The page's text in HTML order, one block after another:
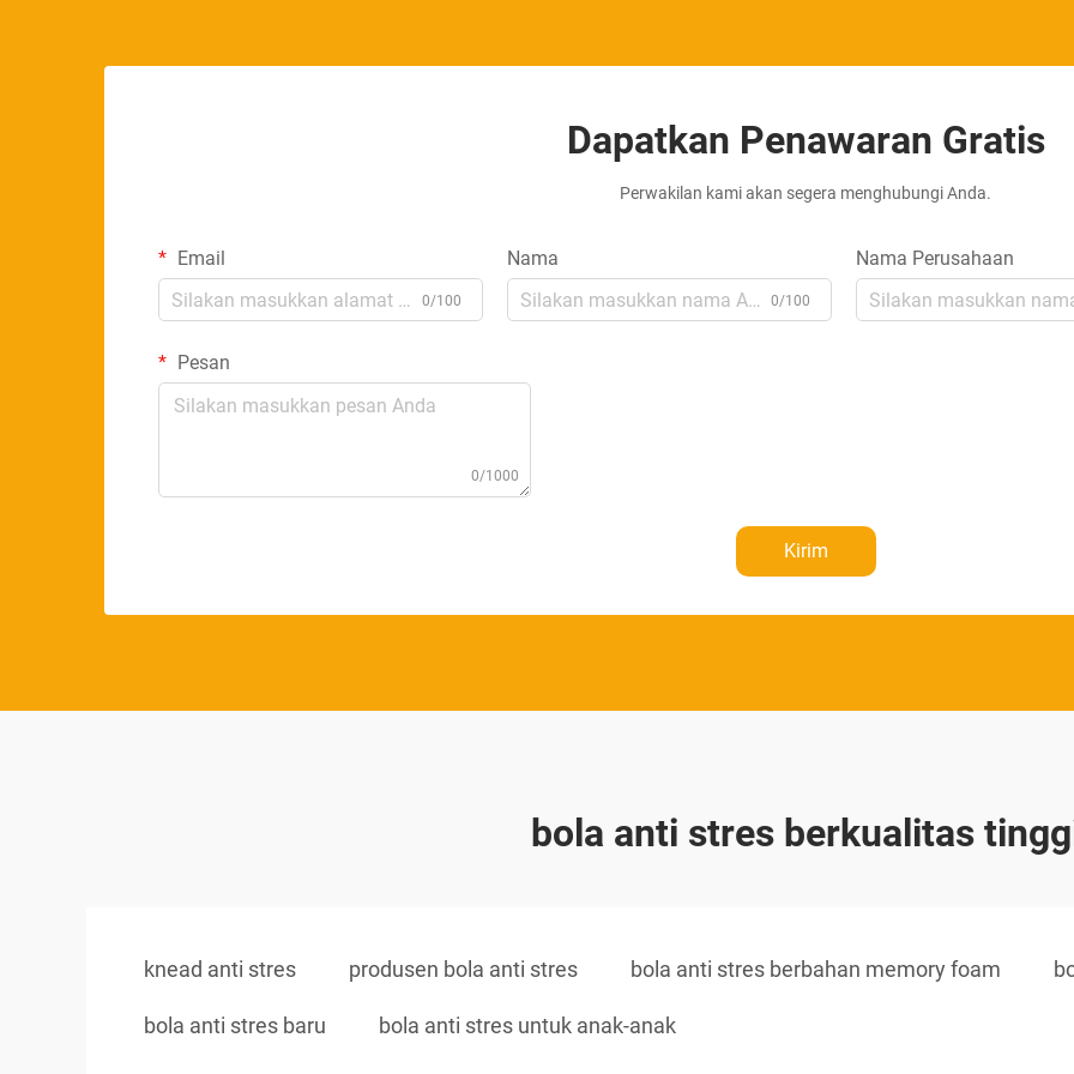
Dapatkan Penawaran Gratis
Perwakilan kami akan segera menghubungi Anda.
Email
0/100
Nama
0/100
Nama Perusahaan
Pesan
0/1000
Kirim
bola anti stres berkualitas
knead anti stres produsen bola anti stres bola anti stres berbahan memory foam
bola anti stres baru bola anti stres untuk anak-anak